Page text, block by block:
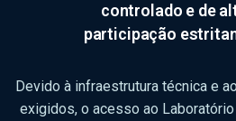
controlado e de
participação
Devido à infraestrutura técnica e
exigidos, o acesso ao